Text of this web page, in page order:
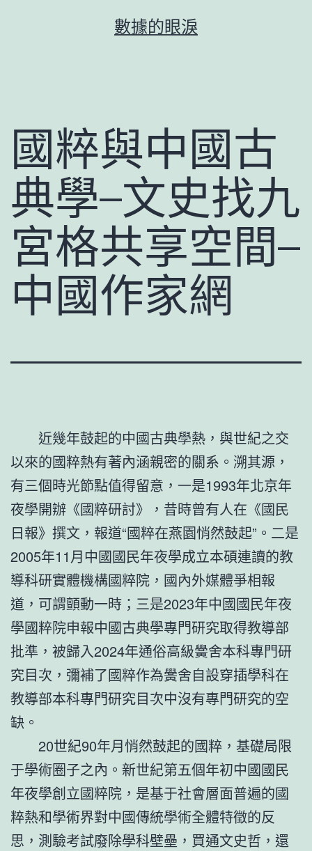
數據的眼淚
國粹與中國古
典學–文史找九
宮格共享空間–
中國作家網
近幾年鼓起的中國古典學熱，與世紀之交
以來的國粹熱有著內涵親密的關系。溯其源，
有三個時光節點值得留意，一是1993年北京年
夜學開辦《國粹研討》，昔時曾有人在《國民
日報》撰文，報道“國粹在燕園悄然鼓起”。二是
2005年11月中國國民年夜學成立本碩連讀的教
導科研實體機構國粹院，國內外媒體爭相報
道，可謂顫動一時；三是2023年中國國民年夜
學國粹院申報中國古典學專門研究取得教導部
批準，被歸入2024年通俗高級黌舍本科專門研
究目次，彌補了國粹作為黌舍自設穿插學科在
教導部本科專門研究目次中沒有專門研究的空
缺。
20世紀90年月悄然鼓起的國粹，基礎局限
于學術圈子之內。新世紀第五個年初中國國民
年夜學創立國粹院，是基于社會層面普遍的國
粹熱和學術界對中國傳統學術全體特徵的反
思，測驗考試廢除學科壁壘，買通文史哲，還